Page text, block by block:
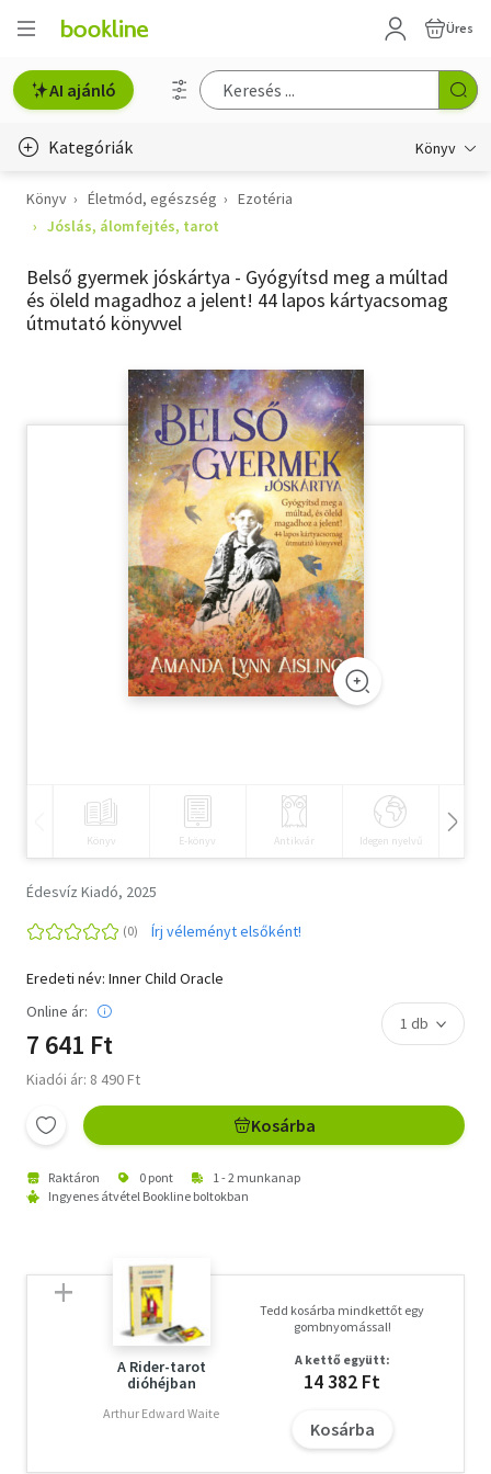
Üres
AI ajánló
Kategóriák Könyv
Életmód, egészség
Gyermek- és ifjúsági
Hobbi, szabadidő
Szótár, nyelvkönyv
Tankönyv, segédkönyv
Társadalomtudomány
Természettudomány
Könyv Életmód, egészség
Ezotéria
Jóslás, álomfejtés, tarot
Belső gyermek jóskártya - Gyógyítsd meg a múltad
és öleld magadhoz a jelent! 44 lapos kártyacsomag
útmutató könyvvel
Könyv E-könyv Antikvár Idegen nyelvű
Édesvíz Kiadó, 2025
Írj véleményt elsőként!
Eredeti név: Inner Child Oracle
Online ár:
7 641 Ft
Kiadói ár: 8 490 Ft
Kosárba
Raktáron 0 pont
1 - 2 munkanap
Ingyenes átvétel Bookline boltokban
A Rider-tarot
dióhéjban
Arthur Edward Waite
Tedd kosárba mindkettőt egy
gombnyomással!
A kettő együtt:
14 382 Ft
Kosárba